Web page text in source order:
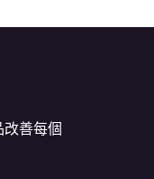
善每個